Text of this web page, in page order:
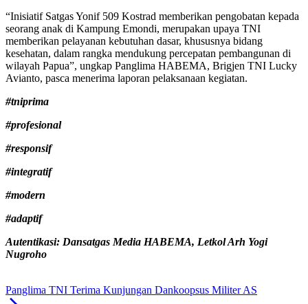
“Inisiatif Satgas Yonif 509 Kostrad memberikan pengobatan kepada
seorang anak di Kampung Emondi, merupakan upaya TNI
memberikan pelayanan kebutuhan dasar, khususnya bidang
kesehatan, dalam rangka mendukung percepatan pembangunan di
wilayah Papua”, ungkap Panglima HABEMA, Brigjen TNI Lucky
Avianto, pasca menerima laporan pelaksanaan kegiatan.
#tniprima
#profesional
#responsif
#integratif
#modern
#adaptif
Autentikasi: Dansatgas Media HABEMA, Letkol Arh Yogi
Nugroho
Panglima TNI Terima Kunjungan Dankoopsus Militer AS